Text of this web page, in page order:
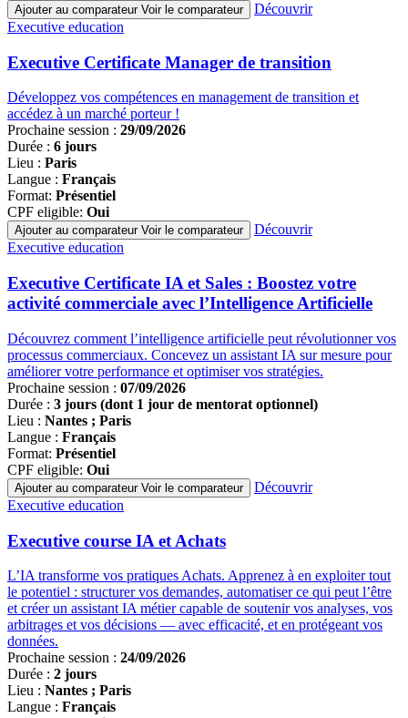
Ajouter au comparateur Voir le comparateur
Découvrir
Famille
programmes
Executive education
Executive Certificate Manager de transition
Développez vos compétences en management de transition et
accédez à un marché porteur !
Prochaine session : 29/09/2026
Durée : 6 jours
Lieu : Paris
Langue : Français
Format: Présentiel
CPF eligible: Oui
Ajouter au comparateur Voir le comparateur
Découvrir
Famille
programmes
Executive education
Executive Certificate IA et Sales : Boostez votre
activité commerciale avec l’Intelligence Artificielle
Découvrez comment l’intelligence artificielle peut révolutionner vos
processus commerciaux. Concevez un assistant IA sur mesure pour
améliorer votre performance et optimiser vos stratégies.
Prochaine session : 07/09/2026
Durée : 3 jours (dont 1 jour de mentorat optionnel)
Lieu : Nantes ; Paris
Langue : Français
Format: Présentiel
CPF eligible: Oui
Ajouter au comparateur Voir le comparateur
Découvrir
Famille
programmes
Executive education
Executive course IA et Achats
L’IA transforme vos pratiques Achats. Apprenez à en exploiter tout
le potentiel : structurer vos demandes, automatiser ce qui peut l’être
et créer un assistant IA métier capable de soutenir vos analyses, vos
arbitrages et vos décisions — avec efficacité, et en protégeant vos
données.
Prochaine session : 24/09/2026
Durée : 2 jours
Lieu : Nantes ; Paris
Langue : Français